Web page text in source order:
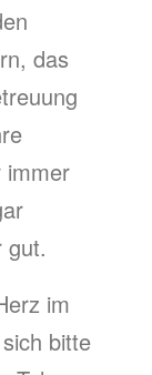
das
immer
gut.
im
bitte